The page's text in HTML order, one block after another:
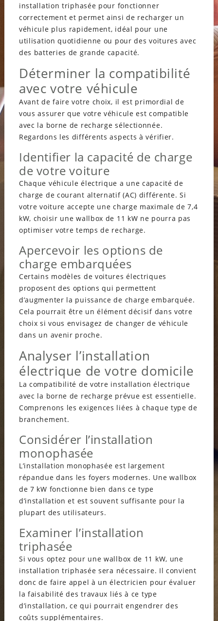
installation triphasée pour fonctionner
correctement et permet ainsi de recharger un
véhicule plus rapidement, idéal pour une
utilisation quotidienne ou pour des voitures avec
des batteries de grande capacité.
Déterminer la compatibilité
avec votre véhicule
Avant de faire votre choix, il est primordial de
vous assurer que votre véhicule est compatible
avec la borne de recharge sélectionnée.
Regardons les différents aspects à vérifier.
Identifier la capacité de charge
de votre voiture
Chaque véhicule électrique a une capacité de
charge de courant alternatif (AC) différente. Si
votre voiture accepte une charge maximale de 7,4
kW, choisir une wallbox de 11 kW ne pourra pas
optimiser votre temps de recharge.
Apercevoir les options de
charge embarquées
Certains modèles de voitures électriques
proposent des options qui permettent
d’augmenter la puissance de charge embarquée.
Cela pourrait être un élément décisif dans votre
choix si vous envisagez de changer de véhicule
dans un avenir proche.
Analyser l’installation
électrique de votre domicile
La compatibilité de votre installation électrique
avec la borne de recharge prévue est essentielle.
Comprenons les exigences liées à chaque type de
branchement.
Considérer l’installation
monophasée
L’installation monophasée est largement
répandue dans les foyers modernes. Une wallbox
de 7 kW fonctionne bien dans ce type
d’installation et est souvent suffisante pour la
plupart des utilisateurs.
Examiner l’installation
triphasée
Si vous optez pour une wallbox de 11 kW, une
installation triphasée sera nécessaire. Il convient
donc de faire appel à un électricien pour évaluer
la faisabilité des travaux liés à ce type
d’installation, ce qui pourrait engendrer des
coûts supplémentaires.